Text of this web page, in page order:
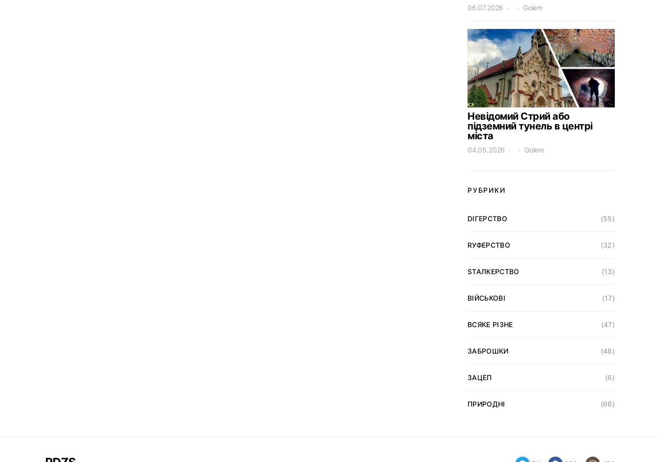
06.07.2026 Golem
Невідомий Стрий або
підземний тунель в центрі
міста
04.05.2026 Golem
РУБРИКИ
DІГЕРСТВО (55)
RУФЕРСТВО (32)
SТАЛКЕРСТВО (13)
ВІЙСЬКОВІ (17)
ВСЯКЕ РІЗНЕ (47)
ЗАБРОШКИ (48)
ЗАЦЕП (6)
ПРИРОДНІ (66)